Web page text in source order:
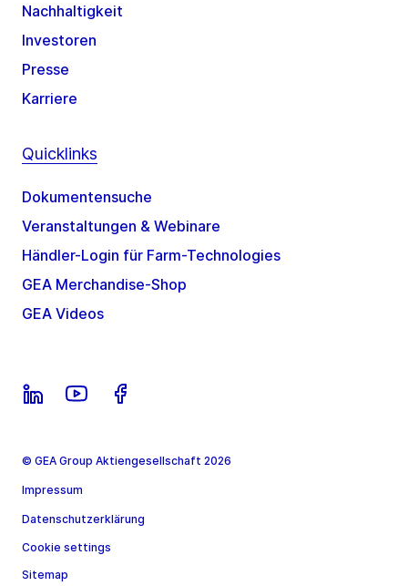
Nachhaltigkeit
Investoren
Presse
Karriere
Quicklinks
Dokumentensuche
Veranstaltungen & Webinare
Händler-Login für Farm-Technologies
GEA Merchandise-Shop
GEA Videos
© GEA Group Aktiengesellschaft 2026
Impressum
Datenschutzerklärung
Cookie settings
Sitemap